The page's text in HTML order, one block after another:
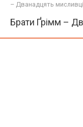
– Дванадцять
Брати Ґрімм –